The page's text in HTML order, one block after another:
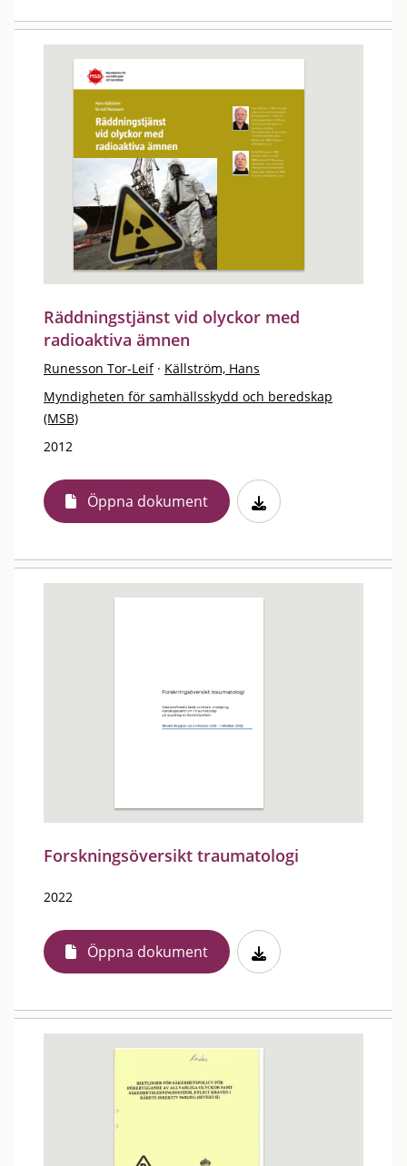
Räddningstjänst vid olyckor med
radioaktiva ämnen
Runesson Tor-Leif · Källström, Hans
Myndigheten för samhällsskydd och beredskap
(MSB)
2012
Öppna dokument
Forskningsöversikt traumatologi
2022
Öppna dokument